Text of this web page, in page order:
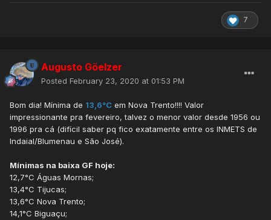
7
Augusto Göelzer
Posted February 23, 2020 at 01:53 PM
Bom dia! Mínima de 13,6°C em Nova Trento!!!! Valor
impressionante pra fevereiro, talvez o menor valor desde 1956 ou
1996 pra cá (difícil saber pq fico exatamente entre os INMETS de
Indaial/Blumenau e São José).
Mínimas na baixa GF hoje:
12,7°C Águas Mornas;
13,4°C Tijucas;
13,6°C Nova Trento;
14,1°C Biguaçu;